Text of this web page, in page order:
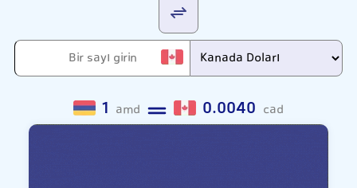
1 amd 0.0040 cad